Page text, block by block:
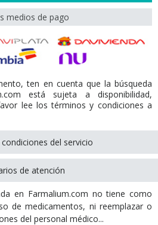
medios de pago
ten en cuenta que la búsqueda
está sujeta a disponibilidad,
lee los términos y condiciones a
del servicio
de atención
en Farmalium.com no tiene como
de medicamentos, ni reemplazar o
del personal médico...